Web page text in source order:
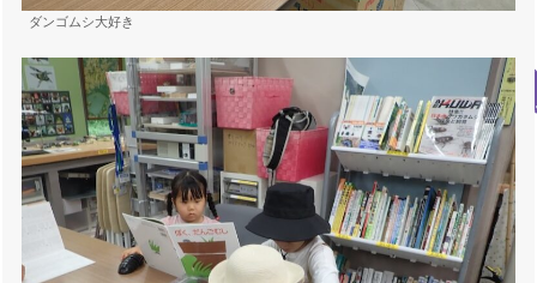
ダンゴムシ大好き